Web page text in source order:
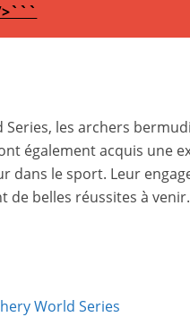
>```
Series, les archers
également acquis une
dans le sport. Leur
de belles réussites à venir.
World Series